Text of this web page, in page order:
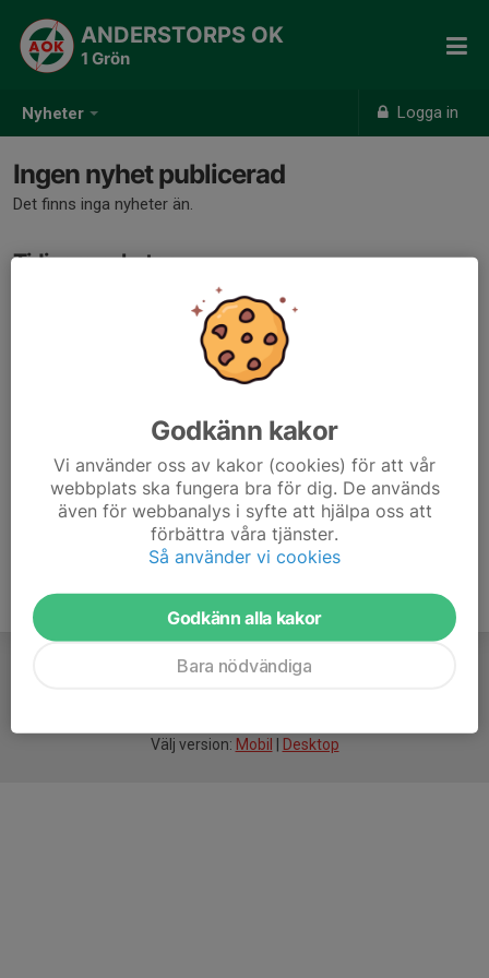
Nyheter Logga in
ANDERSTORPS OK
1 Grön
Ingen nyhet publicerad
Det finns inga nyheter än.
Tidigare nyheter
Det finns inga tidigare nyheter
Välj version: Mobil Desktop
Godkänn kakor
Vi använder oss av kakor (cookies) för att vår
webbplats ska fungera bra för dig. De används
även för webbanalys i syfte att hjälpa oss att
förbättra våra tjänster.
Så använder vi cookies
Godkänn alla kakor
Bara nödvändiga